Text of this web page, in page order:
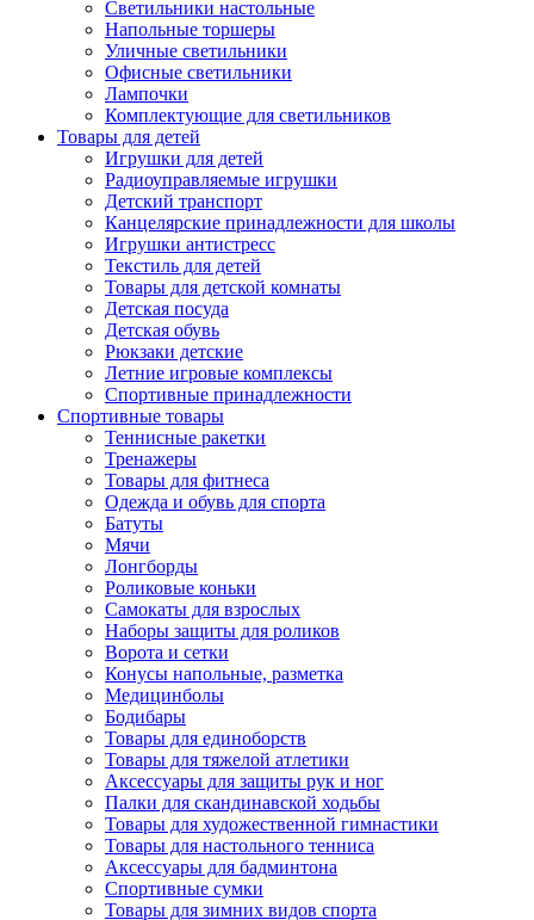
Светильники настольные
Напольные торшеры
Уличные светильники
Офисные светильники
Лампочки
Комплектующие для светильников
Товары для детей
Игрушки для детей
Радиоуправляемые игрушки
Детский транспорт
Канцелярские принадлежности для школы
Игрушки антистресс
Текстиль для детей
Товары для детской комнаты
Детская посуда
Детская обувь
Рюкзаки детские
Летние игровые комплексы
Спортивные принадлежности
Спортивные товары
Теннисные ракетки
Тренажеры
Товары для фитнеса
Одежда и обувь для спорта
Батуты
Мячи
Лонгборды
Роликовые коньки
Самокаты для взрослых
Наборы защиты для роликов
Ворота и сетки
Конусы напольные, разметка
Медицинболы
Бодибары
Товары для единоборств
Товары для тяжелой атлетики
Аксессуары для защиты рук и ног
Палки для скандинавской ходьбы
Товары для художественной гимнастики
Товары для настольного тенниса
Аксессуары для бадминтона
Спортивные сумки
Товары для зимних видов спорта